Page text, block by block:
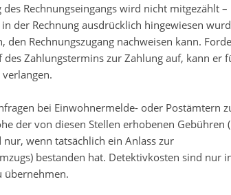
Rechnungseingangs wird nicht mitgezählt –
der Rechnung ausdrücklich hingewiesen
Rechnungszugang nachweisen kann.
Zahlungstermins zur Zahlung auf, kann er
bei Einwoh­nermelde- oder Postämtern
der von diesen Stellen erhobenen Gebühren
wenn tatsächlich ein Anlass zur
bestanden hat. Detektiv­kosten sind nur
überneh­men.